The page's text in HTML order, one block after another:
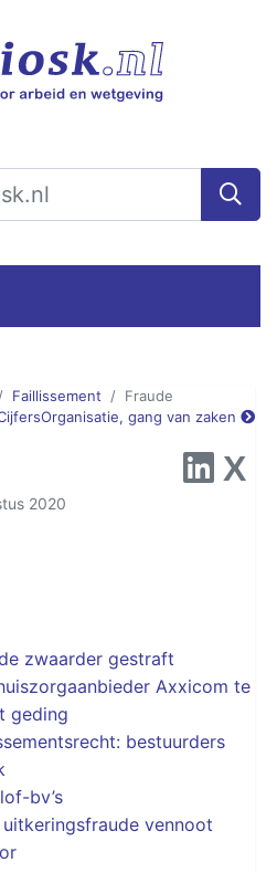
Faillissement
Fraude
Organisatie, gang van zaken
2020
zwaarder gestraft
Axxicom te
geding
bestuurders
bv’s
vennoot